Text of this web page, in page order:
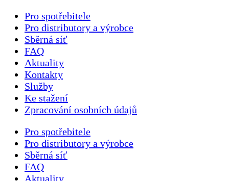
Pro spotřebitele
Pro distributory a výrobce
Sběrná síť
FAQ
Aktuality
Kontakty
Služby
Ke stažení
Zpracování osobních údajů
Pro spotřebitele
Pro distributory a výrobce
Sběrná síť
FAQ
Aktuality